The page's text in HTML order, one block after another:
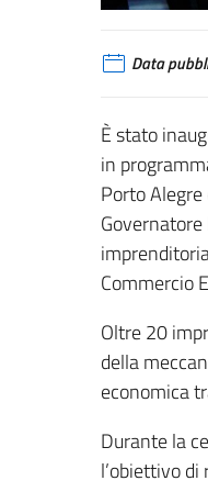
Data
È stato
in
Porto
Commercio
Oltre 20
della
economica
Durante la
l’obiettivo